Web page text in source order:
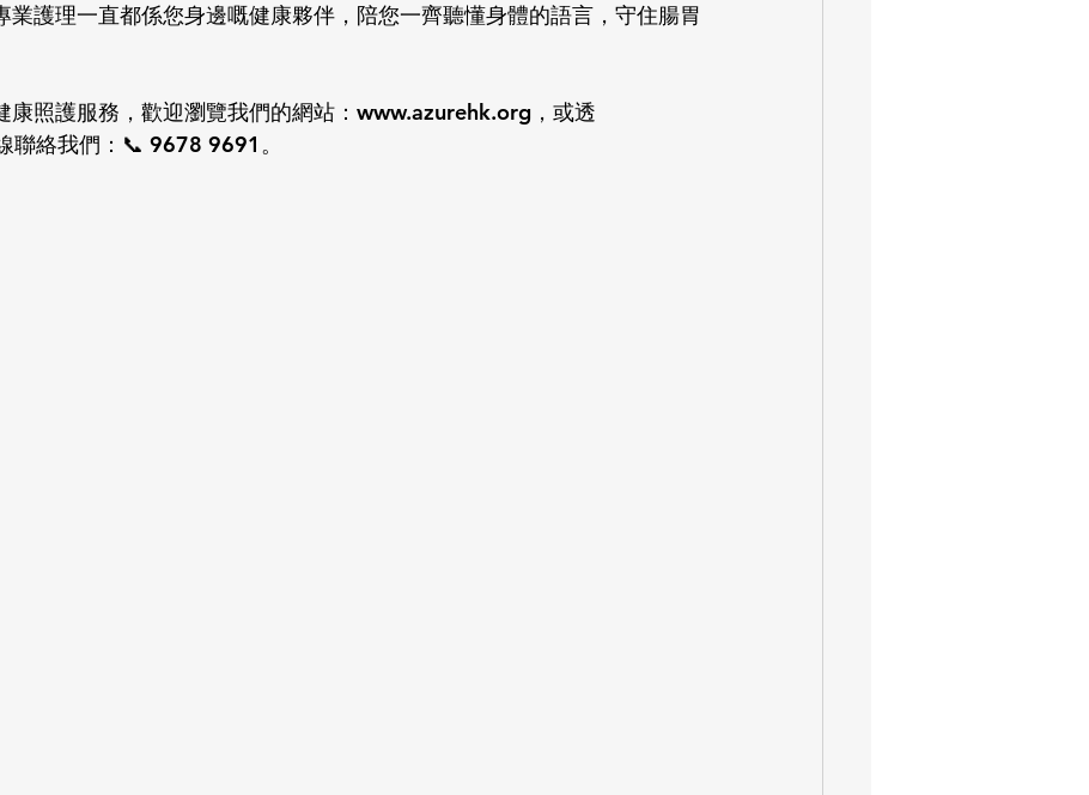
業護理一直都係您身邊嘅健康夥伴，陪您一齊聽懂身體的語言，守住腸胃
康照護服務，歡迎瀏覽我們的網站：www.azurehk.org，或透
絡我們：📞 9678 9691。